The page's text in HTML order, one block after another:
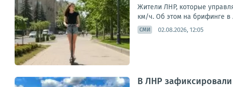
Жители ЛНР, которые
км/ч. Об этом на брифинге
СМИ 02.08.2026, 12:05
В ЛНР